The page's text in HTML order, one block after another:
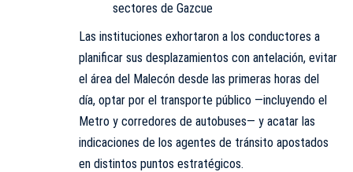
sectores de Gazcue
Las instituciones exhortaron a los conductores a
planificar sus desplazamientos con antelación, evitar
el área del Malecón desde las primeras horas del
día, optar por el transporte público —incluyendo el
Metro y corredores de autobuses— y acatar las
indicaciones de los agentes de tránsito apostados
en distintos puntos estratégicos.